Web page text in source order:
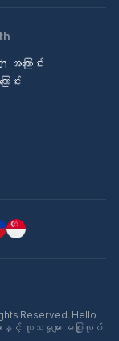
အကြောင်း
င်း
Reserved. Hello
ားနှင့် ကုသမှုများ မပြုလုပ်